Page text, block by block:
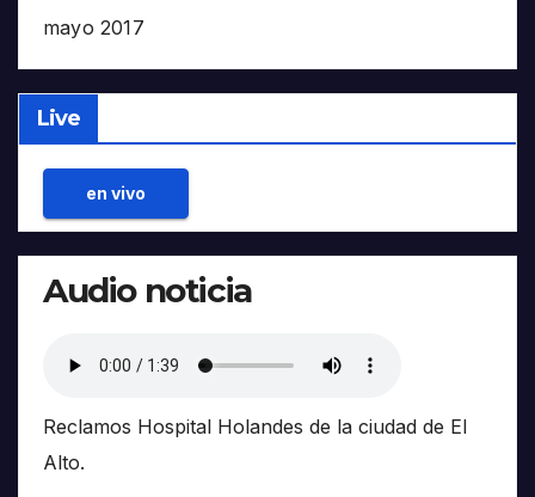
mayo 2017
Live
en vivo
Audio noticia
Reclamos Hospital Holandes de la ciudad de El
Alto.